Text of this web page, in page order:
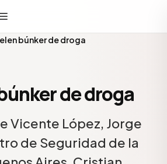
búnker de droga
de droga
Vicente López, Jorge
de Seguridad de la